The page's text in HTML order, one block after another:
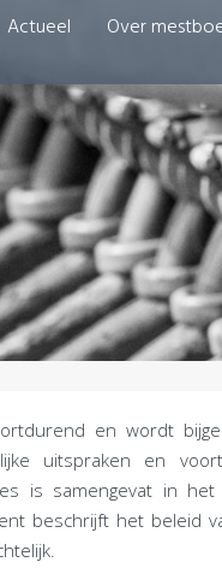
Actueel Over
en wordt
uitspraken en
is samengevat in het
beschrijft het beleid